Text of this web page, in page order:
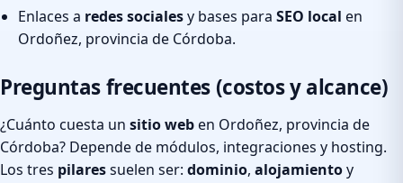
Enlaces a redes socialesy bases para SEO local en
Ordoñez, provincia de Córdoba.
Preguntas frecuentes (costos y alcance)
¿Cuánto cuesta un sitio weben Ordoñez, provincia de
Córdoba? Depende de módulos, integraciones y hosting.
Los tres pilaressuelen ser: dominio, alojamientoy